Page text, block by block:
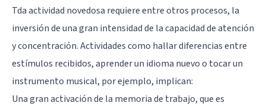
Tda actividad novedosa requiere entre otros procesos, la
inversión de una gran intensidad de la capacidad de atención
y concentración. Actividades como hallar diferencias entre
estímulos recibidos, aprender un idioma nuevo o tocar un
instrumento musical, por ejemplo, implican:
Una gran activación de la memoria de trabajo, que es